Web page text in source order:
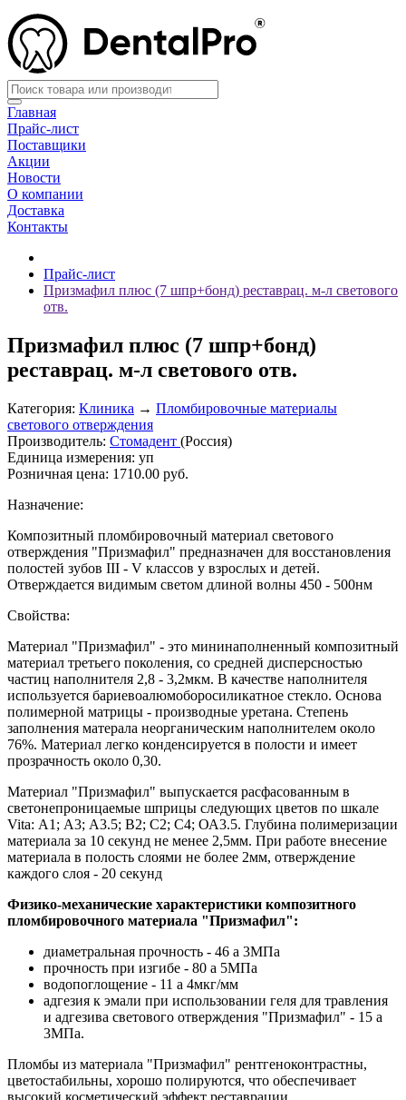
Главная
Прайс-лист
Поставщики
Акции
Новости
О компании
Доставка
Контакты
Прайс-лист
Призмафил плюс (7 шпр+бонд) реставрац. м-л светового
отв.
Призмафил плюс (7 шпр+бонд)
реставрац. м-л светового отв.
Категория: Клиника → Пломбировочные материалы
светового отверждения
Производитель: Стомадент (Россия)
Единица измерения: уп
Розничная цена: 1710.00 руб.
Назначение:
Композитный пломбировочный материал светового
отверждения "Призмафил" предназначен для восстановления
полостей зубов III - V классов у взрослых и детей.
Отверждается видимым светом длиной волны 450 - 500нм
Свойства:
Материал "Призмафил" - это мининаполненный композитный
материал третьего поколения, со средней дисперсностью
частиц наполнителя 2,8 - 3,2мкм. В качестве наполнителя
используется бариевоалюмоборосиликатное стекло. Основа
полимерной матрицы - производные уретана. Степень
заполнения матерала неорганическим наполнителем около
76%. Материал легко конденсируется в полости и имеет
прозрачность около 0,30.
Материал "Призмафил" выпускается расфасованным в
светонепроницаемые шприцы следующих цветов по шкале
Vita: А1; А3; А3.5; В2; С2; С4; ОА3.5. Глубина полимеризации
материала за 10 секунд не менее 2,5мм. При работе внесение
материала в полость слоями не более 2мм, отверждение
каждого слоя - 20 секунд
Физико-механические характеристики композитного
пломбировочного материала "Призмафил":
диаметральная прочность - 46 a 3МПа
прочность при изгибе - 80 a 5МПа
водопоглощение - 11 a 4мкг/мм
адгезия к эмали при использовании геля для травления
и адгезива светового отверждения "Призмафил" - 15 a
3МПа.
Пломбы из материала "Призмафил" рентгеноконтрастны,
цветостабильны, хорошо полируются, что обеспечивает
высокий косметический эффект реставрации